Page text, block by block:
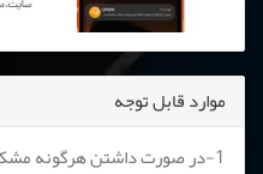
موارد قابل توجه
1-در صورت داشتن هرگونه مشکلی، لطفا با پشتیبانی آنلاین یا